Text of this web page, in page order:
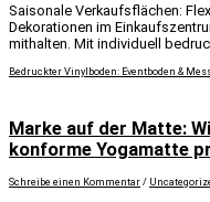
Saisonale Verkaufsflächen:
Dekorationen im
mithalten. Mit individuell
Bedruckter Vinylboden: Eventboden &
Marke auf der Matte:
konforme Yogamatte
Schreibe einen Kommentar /